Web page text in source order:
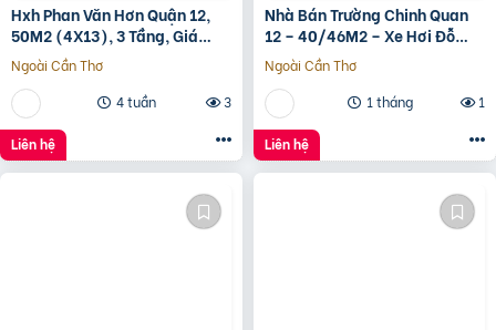
Hxh Phan Văn Hơn Quận 12,
50M2 (4X13), 3 Tầng, Giá
4.96 Tỷ
Ngoài Cần Thơ
4 tuần
3
Liên hệ
Nhà Bán Trường Chinh Quan
12 – 40/46M2 – Xe Hơi Đỗ
Cửa – 3.1 Tỷ
Ngoài Cần Thơ
1 tháng
1
Liên hệ